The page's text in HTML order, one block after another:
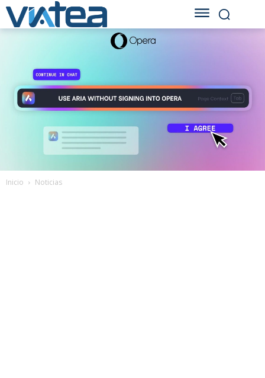
Inicio Noticias